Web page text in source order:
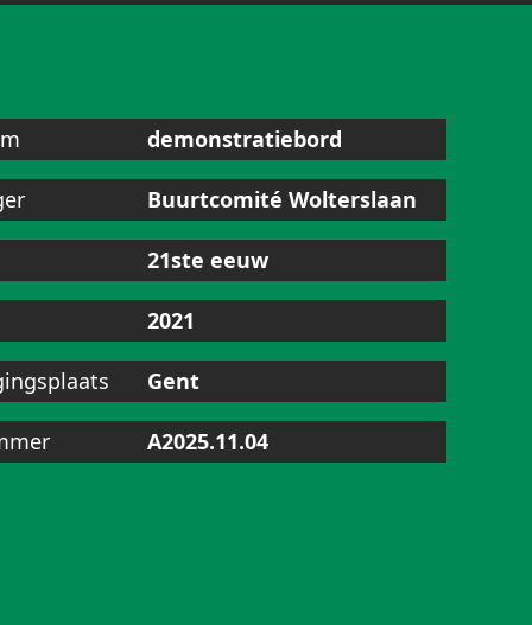
demonstratiebord
Buurtcomité Wolterslaan
21ste eeuw
2021
Gent
A2025.11.04